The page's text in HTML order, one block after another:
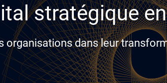
stratégique
organisations dans leur